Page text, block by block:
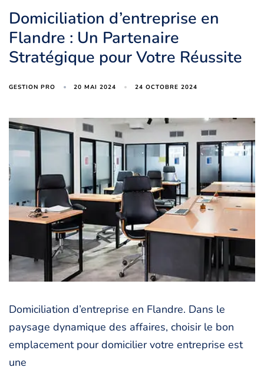
Domiciliation d’entreprise en
Flandre : Un Partenaire
Stratégique pour Votre Réussite
GESTION PRO 20 MAI 2024 24 OCTOBRE 2024
Domiciliation d’entreprise en Flandre. Dans le
paysage dynamique des affaires, choisir le bon
emplacement pour domicilier votre entreprise est
une